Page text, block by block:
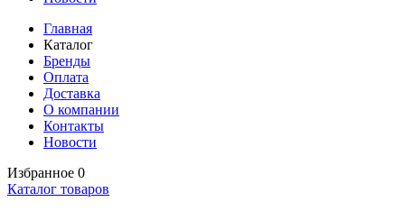
Главная
Каталог
Бренды
Оплата
Доставка
О компании
Контакты
Новости
Избранное 0
Каталог товаров